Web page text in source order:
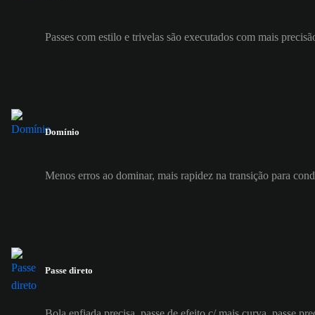
Passes com estilo e trivelas são executados com mais
Domínio
Menos erros ao dominar, mais rapidez na transição para
Passe direto